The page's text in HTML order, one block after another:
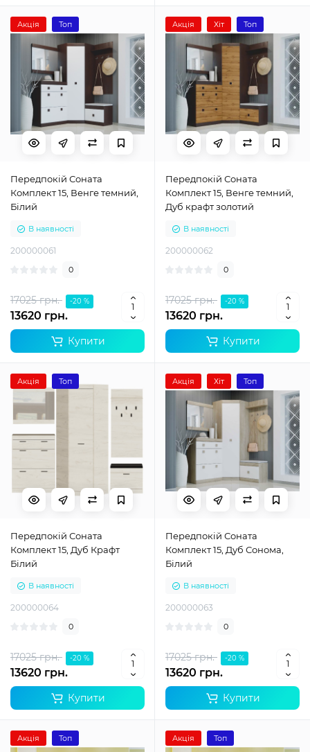
Акція Топ
Передпокій Соната
Комплект 15, Венге темний,
Білий
В наявності
200000061
0
17025 грн. -20 %
13620 грн.
Купити
Акція Хіт Топ
Передпокій Соната
Комплект 15, Венге темний,
Дуб крафт золотий
В наявності
200000062
0
17025 грн. -20 %
13620 грн.
Купити
Акція Топ
Передпокій Соната
Комплект 15, Дуб Крафт
Білий
В наявності
200000064
0
17025 грн. -20 %
13620 грн.
Купити
Акція Хіт Топ
Передпокій Соната
Комплект 15, Дуб Сонома,
Білий
В наявності
200000063
0
17025 грн. -20 %
13620 грн.
Купити
Акція Топ Акція Топ